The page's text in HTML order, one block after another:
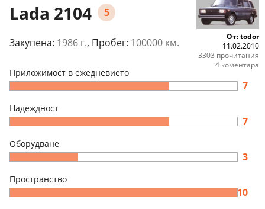
Lada 2104 5
Закупена: 1986 г., Пробег: 100000 км.
Приложимост в ежедневието
7
Надеждност
7
Оборудване
3
Пространство
10
От: todor
11.02.2010
3303 прочитания
4 коментара